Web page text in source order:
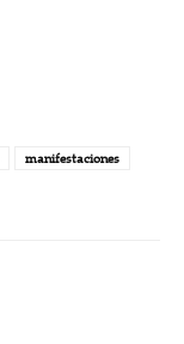
manifestaciones